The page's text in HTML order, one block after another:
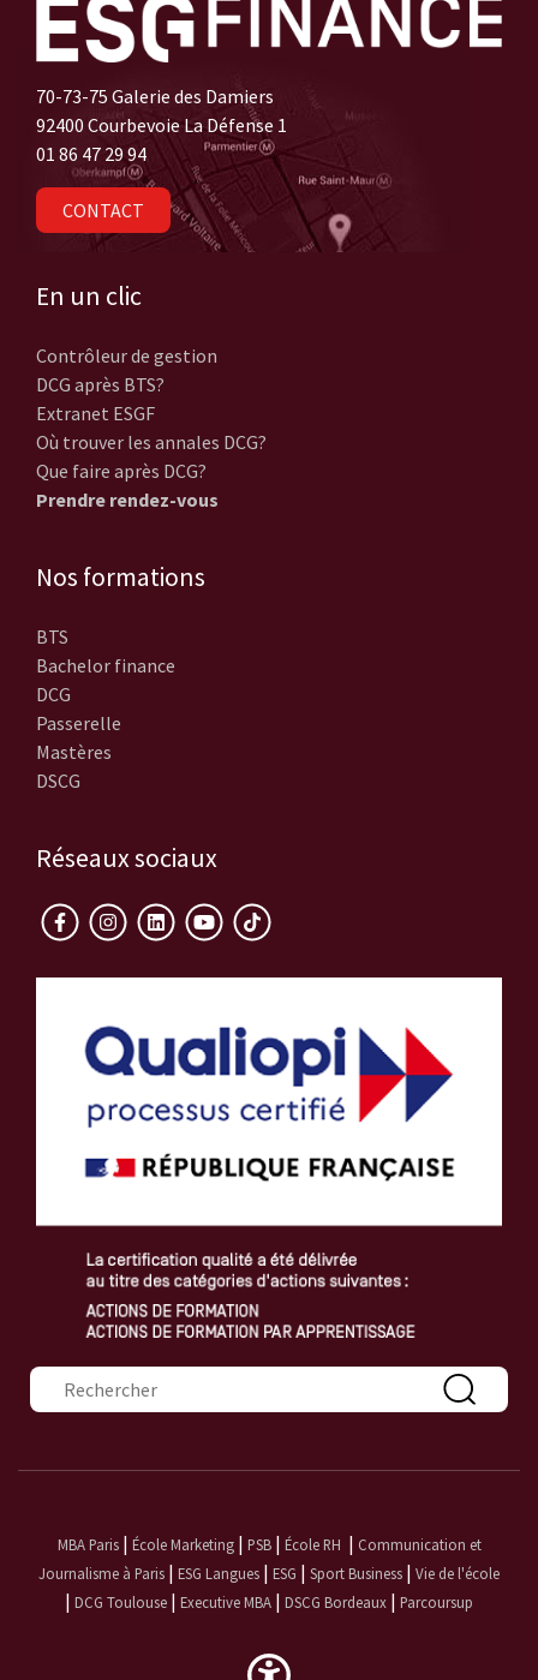
70-73-75 Galerie des Damiers
92400 Courbevoie La Défense 1
01 86 47 29 94
CONTACT
En un clic
Contrôleur de gestion
DCG après BTS?
Extranet ESGF
Où trouver les annales DCG?
Que faire après DCG?
Prendre rendez-vous
Nos formations
BTS
Bachelor finance
DCG
Passerelle
Mastères
DSCG
Réseaux sociaux
Formulaire de recherche
MBA Paris| École Marketing| PSB| École RH | Communication et
Journalisme à Paris | ESG Langues | ESG | Sport Business | Vie de l'école
| DCG Toulouse | Executive MBA | DSCG Bordeaux | Parcoursup